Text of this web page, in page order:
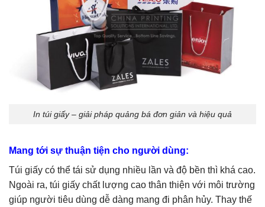
In túi giấy – giải pháp quảng bá đơn giản và hiệu quả
Mang tới sự thuận tiện cho người dùng:
Túi giấy có thể tái sử dụng nhiều lần và độ bền thì khá cao.
Ngoài ra, túi giấy chất lượng cao thân thiện với môi trường
giúp người tiêu dùng dễ dàng mang đi phân hủy. Thay thế